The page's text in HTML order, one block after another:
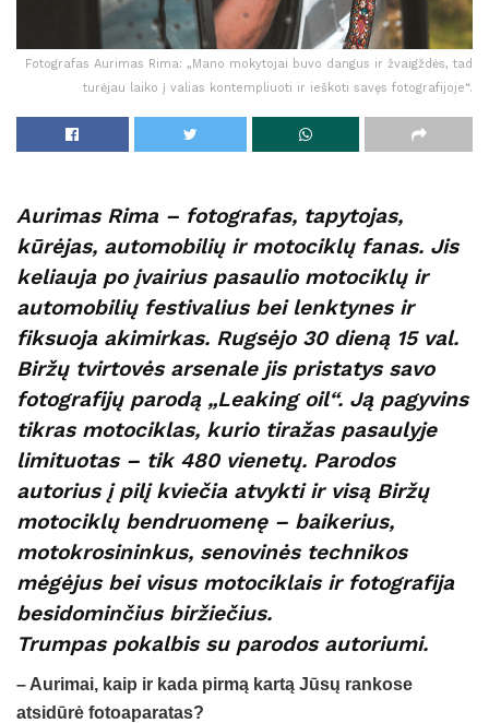
Fotografas Aurimas Rima: „Mano mokytojai buvo dangus ir žvaigždės, tad
turėjau laiko į valias kontempliuoti ir ieškoti savęs fotografijoje“.
Aurimas Rima – fotografas, tapytojas,
kūrėjas, automobilių ir motociklų fanas. Jis
keliauja po įvairius pasaulio motociklų ir
automobilių festivalius bei lenktynes ir
fiksuoja akimirkas. Rugsėjo 30 dieną 15 val.
Biržų tvirtovės arsenale jis pristatys savo
fotografijų parodą „Leaking oil“. Ją pagyvins
tikras motociklas, kurio tiražas pasaulyje
limituotas – tik 480 vienetų. Parodos
autorius į pilį kviečia atvykti ir visą Biržų
motociklų bendruomenę – baikerius,
motokrosininkus, senovinės technikos
mėgėjus bei visus motociklais ir fotografija
besidominčius biržiečius.
Trumpas pokalbis su parodos autoriumi.
– Aurimai, kaip ir kada pirmą kartą Jūsų rankose
atsidūrė fotoaparatas?